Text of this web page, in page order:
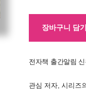
장바구니 담기
전자책 출간알림 신
관심 저자, 시리즈